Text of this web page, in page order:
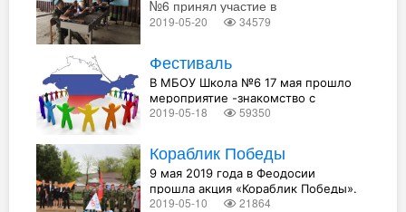
№6 принял участие в
соревнованиях
2019-05-20 34579
Фестиваль
В МБОУ Школа №6 17 мая прошло
мероприятие -знакомство с
национальностями Крыма, где
2019-05-18 59350
Кораблик Победы
9 мая 2019 года в Феодосии
прошла акция «Кораблик Победы».
В этом году акция была посвящена
2019-05-10 21864